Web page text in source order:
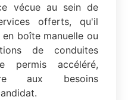
vécue au sein de
offerts, qu'il
boîte manuelle ou
de conduites
permis accéléré,
aux besoins